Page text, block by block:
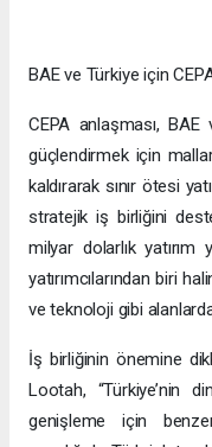
BAE ve Türkiye için
CEPA anlaşması,
güçlendirmek için
kaldırarak sınır ötesi
stratejik iş birliğini
milyar dolarlık yatırım
yatırımcılarından biri
ve teknoloji gibi
İş birliğinin önemine
Lootah, “Türkiye’nin
genişleme için